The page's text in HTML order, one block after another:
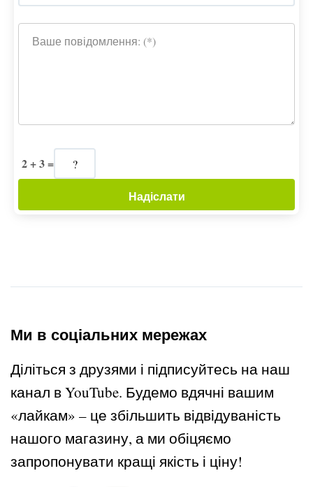
Ваше повідомлення: (*)
2 + 3 =
Ми в соціальних мережах
Діліться з друзями і підписуйтесь на наш
канал в YouTube. Будемо вдячні вашим
«лайкам» – це збільшить відвідуваність
нашого магазину, а ми обіцяємо
запропонувати кращі якість і ціну!